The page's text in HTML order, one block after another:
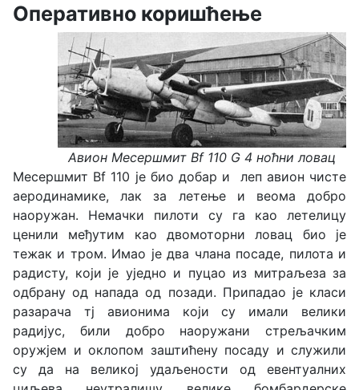
Оперативно коришћење
Авион Месершмит Bf 110 G 4 ноћни ловац
Месершмит Bf 110 је био добар и леп авион чисте
аеродинамике, лак за летење и веома добро
наоружан. Немачки пилоти су га као летелицу
ценили међутим као двомоторни ловац био је
тежак и тром. Имао је два члана посаде, пилота и
радисту, који је уједно и пуцао из митраљеза за
одбрану од напада од позади. Припадао је класи
разарача тј авионима који су имали велики
радијус, били добро наоружани стрељачким
оружјем и оклопом заштићену посаду и служили
су да на великој удаљености од евентуалних